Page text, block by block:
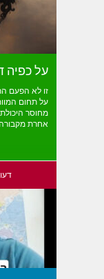
על כפיה
זו לא הפעם
על תחום
מחוסר
אחרת